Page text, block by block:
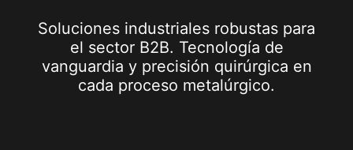
Soluciones industriales robustas para
el sector B2B. Tecnología de
vanguardia y precisión quirúrgica en
cada proceso metalúrgico.